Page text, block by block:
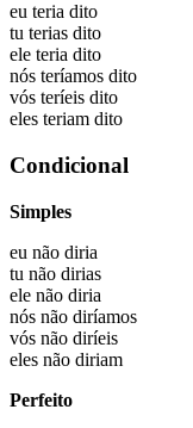
eu teria dito
tu terias dito
ele teria dito
nós teríamos dito
vós teríeis dito
eles teriam dito
Condicional
Simples
eu não diria
tu não dirias
ele não diria
nós não diríamos
vós não diríeis
eles não diriam
Perfeito